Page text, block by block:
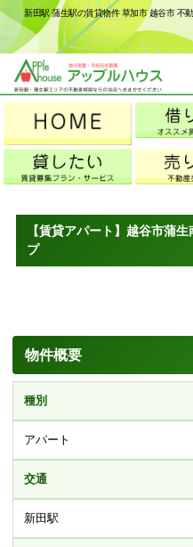
新田駅 蒲生駅の賃貸物件 草加市 越谷市 不
【賃貸アパート】越谷市
プ
物件概要
種別
アパート
交通
新田駅